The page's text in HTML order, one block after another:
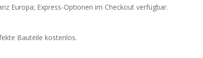
Europa; Express-Optionen im Checkout verfügbar.
Bauteile kostenlos.